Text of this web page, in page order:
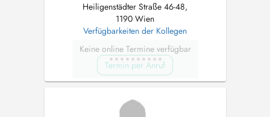
Heiligenstädter Straße 46-48,
1190 Wien
Verfügbarkeiten der Kollegen
Keine online Termine verfügbar
Termin per Anruf